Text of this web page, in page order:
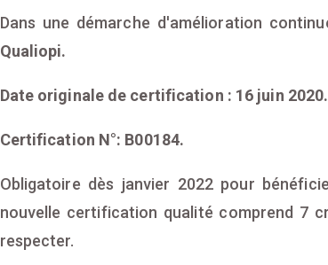
Dans une démarche d'amélioration
Qualiopi.
Date originale de certification : 16 juin 2020.
Certification N°: B00184.
Obligatoire dès janvier 2022 pour
nouvelle certification qualité comprend 7
respecter.